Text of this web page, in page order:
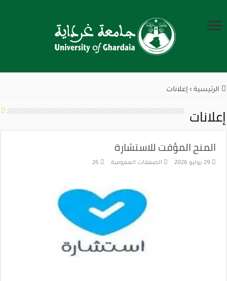
الرئيسية › إعلانات
إعلانات
المنح المؤقت للاستشارة
29 يوليو 2026 الصفقات العمومية 26